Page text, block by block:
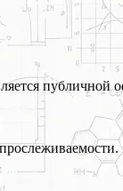
публичной